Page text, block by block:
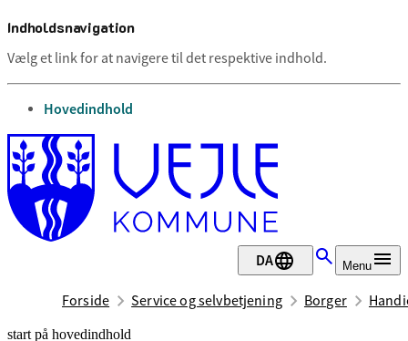
Indholdsnavigation
Vælg et link for at navigere til det respektive indhold.
gå til
Hovedindhold
DA Menu
Forside Service og selvbetjening Borger
start på hovedindhold